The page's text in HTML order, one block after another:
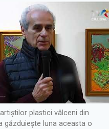
plastici vâlceni din
găzduiește luna aceasta o